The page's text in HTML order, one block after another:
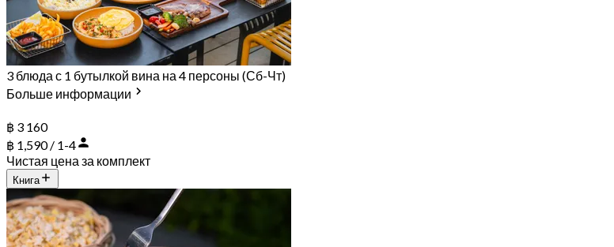
3 блюда с 1 бутылкой вина на 4 персоны (Сб-Чт)
Больше информации
฿ 3 160
฿ 1,590 / 1-4
Чистая цена за комплект
Книга